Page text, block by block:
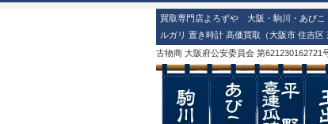
買取専門店よろずや 大阪・駒川・あびこ
ルガリ 置き時計 高価買取（大阪市 住吉区
古物商 大阪府公安委員会 第